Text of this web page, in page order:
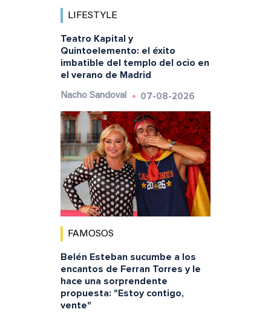
LIFESTYLE
Teatro Kapital y
Quintoelemento: el éxito
imbatible del templo del ocio en
el verano de Madrid
Nacho Sandoval 07-08-2026
FAMOSOS
Belén Esteban sucumbe a los
encantos de Ferran Torres y le
hace una sorprendente
propuesta: "Estoy contigo,
vente"